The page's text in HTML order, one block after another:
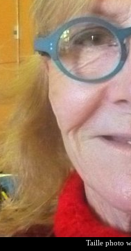
Taille photo